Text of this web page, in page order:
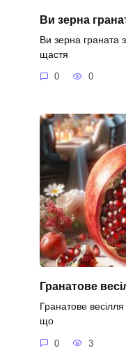
Ви зерна
Ви зерна граната
щастя
0 0
Гранатове
Гранатове
що
0 3